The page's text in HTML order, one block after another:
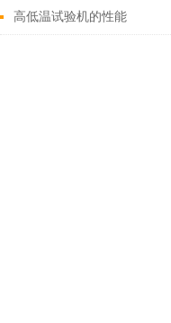
高低温试验机的性能